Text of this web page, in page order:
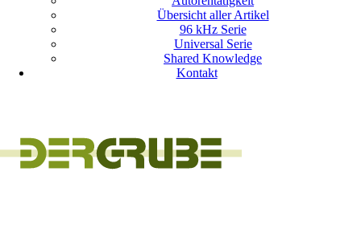
Übersicht aller Artikel
96 kHz Serie
Universal Serie
Shared Knowledge
Kontakt